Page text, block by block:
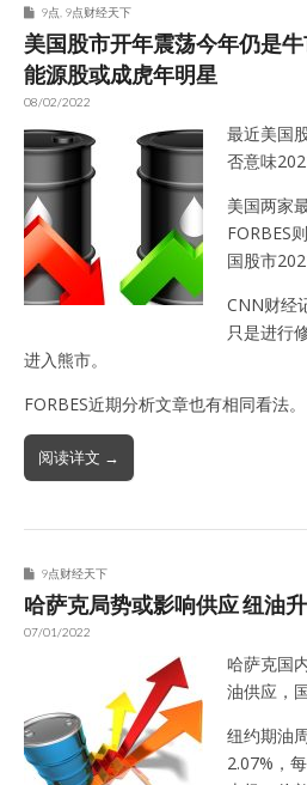
9点 9点财经天下
美国股市开年震荡今年仍是
能源股或成虎年明星
08/02/2022
最近美国
否意味
美国两家
FORBES
国股市
CNN财经
只是进行
进入熊市。
FORBES近期分析文章也有相同看法。
阅读详文 →
9点财经天下
哈萨克局势或影响供应 纽油
07/01/2022
哈萨克国
油供应，
纽约期油
2.07%，